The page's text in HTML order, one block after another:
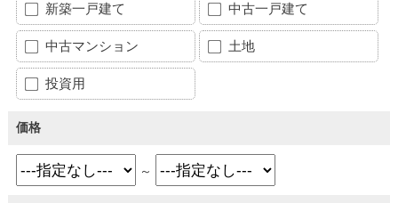
新築一戸建て 中古一戸建て
中古マンション 土地
投資用
価格
～